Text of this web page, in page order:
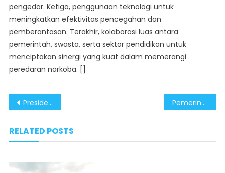
pengedar. Ketiga, penggunaan teknologi untuk
meningkatkan efektivitas pencegahan dan
pemberantasan. Terakhir, kolaborasi luas antara
pemerintah, swasta, serta sektor pendidikan untuk
menciptakan sinergi yang kuat dalam memerangi
peredaran narkoba. []
Post
Presiden Prabowo Subianto Tegaskan Komitmen Kuat untuk Perangi Narkoba Pemerintah Bantu Percepatan Perluasan Pasar Pelaku UMKM
RELATED POSTS